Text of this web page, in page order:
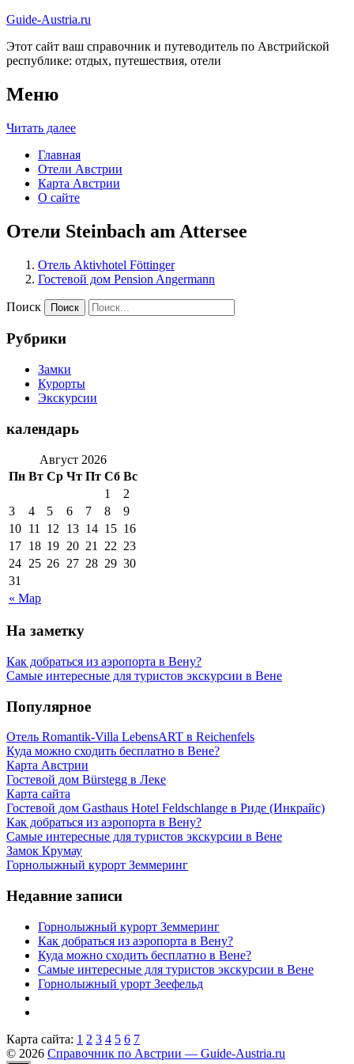
Guide-Austria.ru
Этот сайт ваш справочник и путеводитель по Австрийской
республике: отдых, путешествия, отели
Меню
Читать далее
Главная
Отели Австрии
Карта Австрии
О сайте
Отели Steinbach am Attersee
Отель Aktivhotel Föttinger
Гостевой дом Pension Angermann
Поиск
Рубрики
Замки
Курорты
Экскурсии
календарь
Август 2026
Пн Вт Ср Чт Пт Сб Вс
« Мар
1
2
3
4 5 6 7 8
9
10 11 12 13 14 15 16
17 18 19 20 21 22 23
24 25 26 27 28 29 30
31
На заметку
Как добраться из аэропорта в Вену?
Самые интересные для туристов экскурсии в Вене
Популярное
Отель Romantik-Villa LebensART в Reichenfels
Куда можно сходить бесплатно в Вене?
Карта Австрии
Гостевой дом Bürstegg в Леке
Карта сайта
Гостевой дом Gasthaus Hotel Feldschlange в Риде (Инкрайс)
Как добраться из аэропорта в Вену?
Самые интересные для туристов экскурсии в Вене
Замок Крумау
Горнолыжный курорт Земмеринг
Недавние записи
Горнолыжный курорт Земмеринг
Как добраться из аэропорта в Вену?
Куда можно сходить бесплатно в Вене?
Самые интересные для туристов экскурсии в Вене
Горнолыжный урорт Зеефельд
Карта сайта: 1 2 3 4 5 6 7
© 2026 Справочник по Австрии — Guide-Austria.ru